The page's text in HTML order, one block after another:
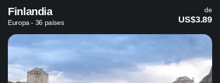
Finlandia
Europa - 36 países
de
US$3.89